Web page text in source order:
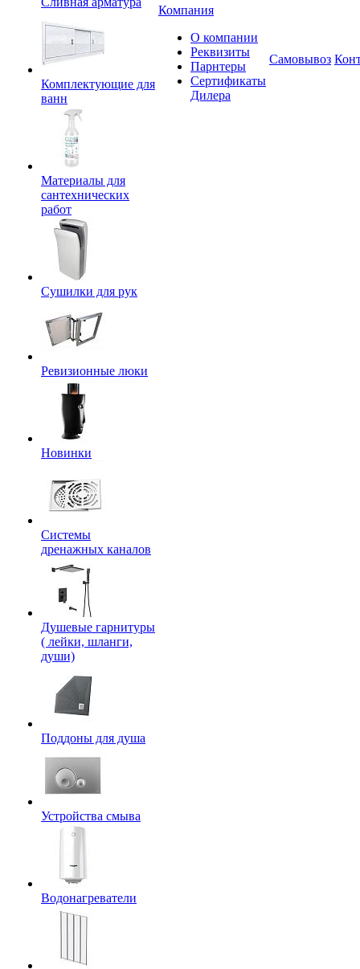
Комплектующие для
ванн
Материалы для
сантехнических
работ
Сушилки для рук
Ревизионные люки
Новинки
Системы
дренажных каналов
Душевые гарнитуры
( лейки, шланги,
души)
Поддоны для душа
Устройства смыва
Водонагреватели
Компания
О компании
Реквизиты
Парнтеры
Сертификаты
Дилера
Самовывоз